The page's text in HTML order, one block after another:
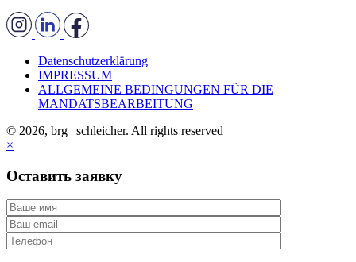
Datenschutzerklärung
IMPRESSUM
ALLGEMEINE BEDINGUNGEN FÜR DIE
MANDATSBEARBEITUNG
© 2026, brg | schleicher. All rights reserved
×
Оставить заявку